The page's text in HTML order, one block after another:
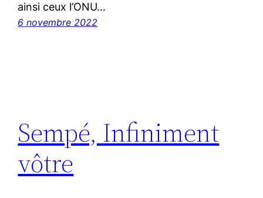
ainsi ceux l’ONU…
6 novembre 2022
Sempé, Infiniment
vôtre